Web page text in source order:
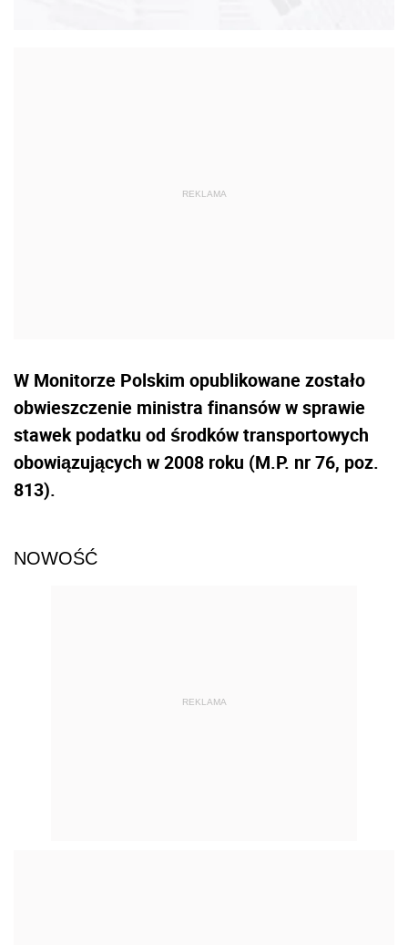
W Monitorze Polskim opublikowane zostało
obwieszczenie ministra finansów w sprawie
stawek podatku od środków transportowych
obowiązujących w 2008 roku (M.P. nr 76, poz.
813).
NOWOŚĆ
REKLAMA